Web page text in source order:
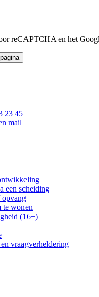
reCAPTCHA en het
23 45
mail
een scheiding
opvang
te wonen
(16+)
vraagverheldering